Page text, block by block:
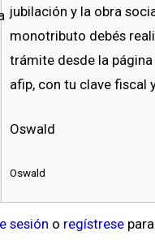
jubilación y la obra
monotributo debés
trámite desde la página
afip, con tu clave fiscal
Oswald
Oswald
sesión o regístrese